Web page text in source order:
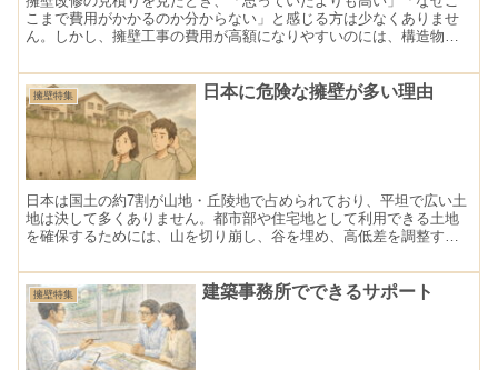
こまで費用がかかるのか分からない」と感じる方は少なくありませ
ん。しかし、擁壁工事の費用が高額になりやすいのには、構造物と
ます。
擁壁特集 日本に危険な擁壁が多い理由
日本は国土の約7割が山地・丘陵地で占められており、平坦で広い土
地は決して多くありません。都市部や住宅地として利用できる土地
を確保するためには、山を切り崩し、谷を埋め、高低差を調整する
た斜面や段差を安定させるため、擁壁は全国各地で数え切れないほ
ど築かれてきました。 その結果、日本の住宅地は 「擁壁とともに
発展してきた」 と言っても過言ではありません。しかし問題は、そ
の多くが 現在の安全基準や耐震思想が確立する前につくられた擁壁
であるという点にあります。
擁壁特集 建築事務所でできるサポート